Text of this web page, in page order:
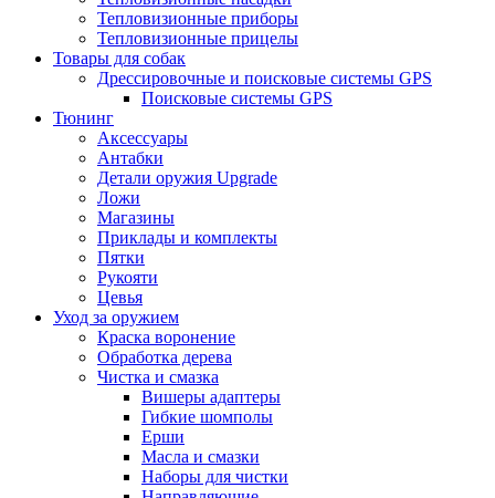
Тепловизионные приборы
Тепловизионные прицелы
Товары для собак
Дрессировочные и поисковые системы GPS
Поисковые системы GPS
Тюнинг
Аксессуары
Антабки
Детали оружия Upgrade
Ложи
Магазины
Приклады и комплекты
Пятки
Рукояти
Цевья
Уход за оружием
Краска воронение
Обработка дерева
Чистка и смазка
Вишеры адаптеры
Гибкие шомполы
Ерши
Масла и смазки
Наборы для чистки